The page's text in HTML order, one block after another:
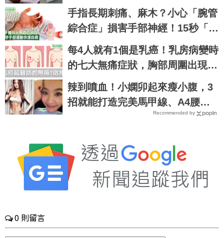
癌｜每日健康Health
手指長期刺痛、麻木？小心「腕管
綜合症」損害手部神經！15秒「手
部伸展」這樣練，別讓身體空
「腕」惜！
每4人就有1個是乳癌！乳房病變時
的七大無痛症狀，胸部周圍出現這
種硬塊立刻就醫｜每日健康 Healt
h
辣到噴血！小嫻卯起來瘦小腹，3
招就能打造完美馬甲線、A4腰｜
Recommended by